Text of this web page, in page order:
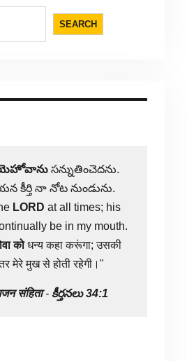
SEARCH
సన్నుతించెదను.
కీర్తి నా నోట నుండును.
LORD at all times; his
be in my mouth.
कोधन्य कहा करूंगा; उसकी
मेरे मुख से होती रहेगी।"
संहिता- కీర్తనలు 34:1